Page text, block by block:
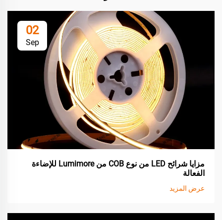
02
Sep
مزايا شرائح LED من نوع COB من Lumimore للإضاءة
الفعالة
عرض المزيد